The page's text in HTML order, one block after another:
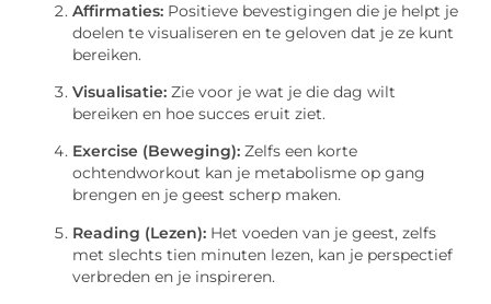
Affirmaties: Positieve bevestigingen die je helpt je
doelen te visualiseren en te geloven dat je ze kunt
bereiken.
Visualisatie: Zie voor je wat je die dag wilt
bereiken en hoe succes eruit ziet.
Exercise (Beweging): Zelfs een korte
ochtendworkout kan je metabolisme op gang
brengen en je geest scherp maken.
Reading (Lezen): Het voeden van je geest, zelfs
met slechts tien minuten lezen, kan je perspectief
verbreden en je inspireren.